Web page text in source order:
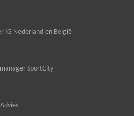
IG Nederland en België
SportCity